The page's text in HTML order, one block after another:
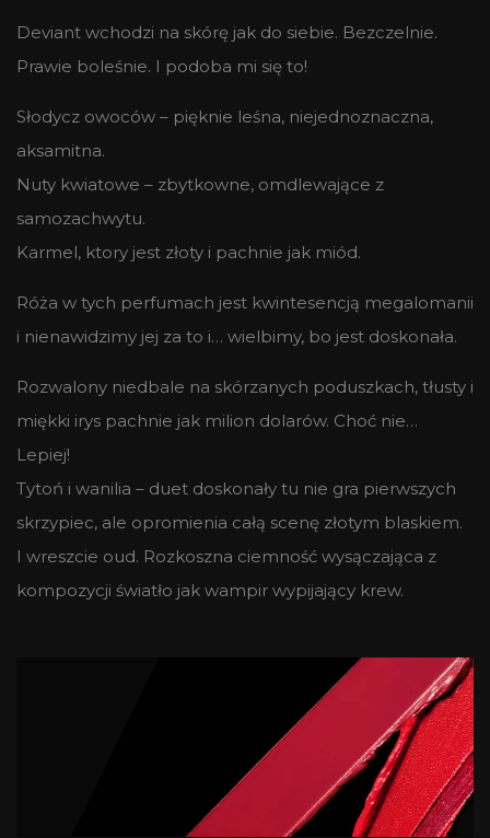
Deviant wchodzi na skórę jak do siebie. Bezczelnie.
Prawie boleśnie. I podoba mi się to!
Słodycz owoców – pięknie leśna, niejednoznaczna,
aksamitna.
Nuty kwiatowe – zbytkowne, omdlewające z
samozachwytu.
Karmel, ktory jest złoty i pachnie jak miód.
Róża w tych perfumach jest kwintesencją megalomanii
i nienawidzimy jej za to i… wielbimy, bo jest doskonała.
Rozwalony niedbale na skórzanych poduszkach, tłusty i
miękki irys pachnie jak milion dolarów. Choć nie…
Lepiej!
Tytoń i wanilia – duet doskonały tu nie gra pierwszych
skrzypiec, ale opromienia całą scenę złotym blaskiem.
I wreszcie oud. Rozkoszna ciemność wysączająca z
kompozycji światło jak wampir wypijający krew.